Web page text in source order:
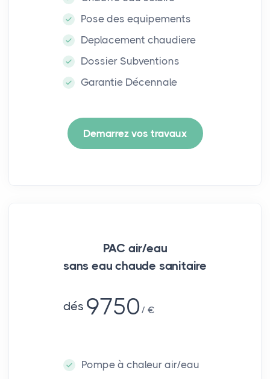
Pose des equipements
Deplacement chaudiere
Dossier Subventions
Garantie Décennale
Demarrez vos travaux
PAC air/eau
sans eau chaude sanitaire
dés 9750 €
Pompe à chaleur air/eau